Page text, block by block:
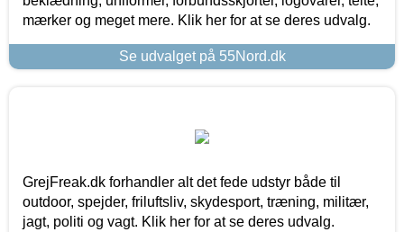
mærker og meget mere. Klik her for at se deres udvalg.
Se udvalget på 55Nord.dk
GrejFreak.dk forhandler alt det fede udstyr både til
outdoor, spejder, friluftsliv, skydesport, træning, militær,
jagt, politi og vagt. Klik her for at se deres udvalg.